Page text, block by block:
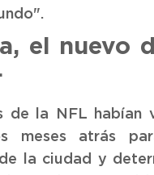
el nuevo
de la NFL habían
meses atrás
la ciudad y